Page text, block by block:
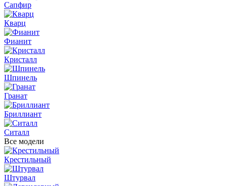
Сапфир
Кварц
Фианит
Кристалл
Шпинель
Гранат
Бриллиант
Ситалл
Все модели
Крестильный
Штурвал